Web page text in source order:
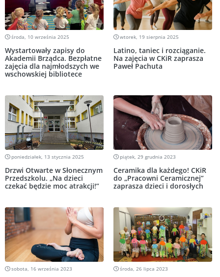
środa, 10 września 2025
Wystartowały zapisy do
Akademii Brządca. Bezpłatne
zajęcia dla najmłodszych we
wschowskiej bibliotece
wtorek, 19 sierpnia 2025
Latino, taniec i rozciąganie.
Na zajęcia w CKiR zaprasza
Paweł Pachuta
poniedziałek, 13 stycznia 2025
Drzwi Otwarte w Słonecznym
Przedszkolu. „Na dzieci
czekać będzie moc atrakcji!”
piątek, 29 grudnia 2023
Ceramika dla każdego! CKiR
do „Pracowni Ceramicznej”
zaprasza dzieci i dorosłych
sobota, 16 września 2023 środa, 26 lipca 2023